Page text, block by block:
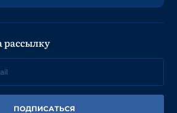
рассылку
ПОДПИСАТЬСЯ